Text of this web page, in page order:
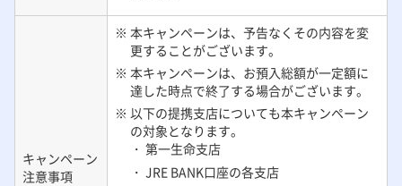
キャンペーン
注意事項
※ 本キャンペーンは、予告なくその内容を変
更することがございます。
※ 本キャンペーンは、お預入総額が一定額に
達した時点で終了する場合がございます。
※ 以下の提携支店についても本キャンペーン
の対象となります。
・ 第一生命支店
・ JRE BANK口座の各支店